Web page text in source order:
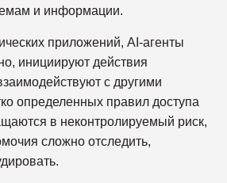
и информации.
приложений, AI-агенты
инициируют действия
с другими
определенных правил доступа
в неконтролируемый риск,
сложно отследить,